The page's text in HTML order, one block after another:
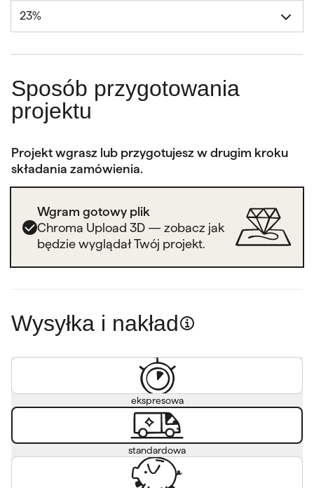
23%
Sposób przygotowania
projektu
Projekt wgrasz lub przygotujesz w drugim kroku
składania zamówienia.
Wgram gotowy plik
Chroma Upload 3D — zobacz jak
będzie wyglądał Twój projekt.
Wysyłka i nakład
ekspresowa
standardowa